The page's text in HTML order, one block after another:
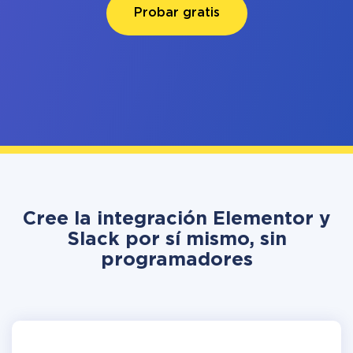
Probar gratis
Cree la integración Elementor y
Slack por sí mismo, sin
programadores